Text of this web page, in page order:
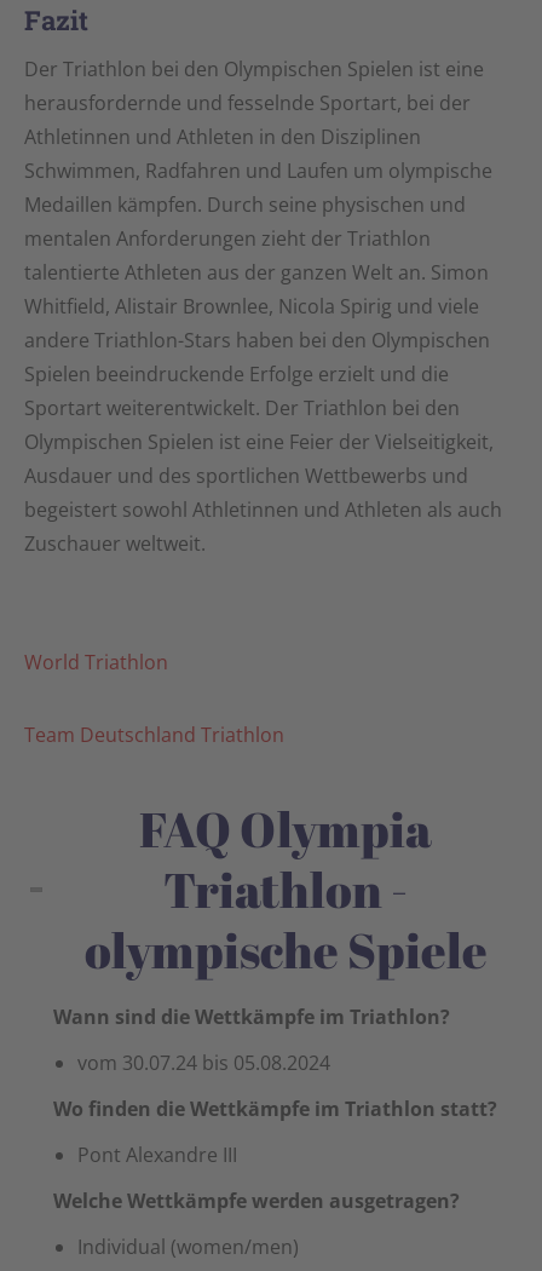
Fazit
Der Triathlon bei den Olympischen Spielen ist eine
herausfordernde und fesselnde Sportart, bei der
Athletinnen und Athleten in den Disziplinen
Schwimmen, Radfahren und Laufen um olympische
Medaillen kämpfen. Durch seine physischen und
mentalen Anforderungen zieht der Triathlon
talentierte Athleten aus der ganzen Welt an. Simon
Whitfield, Alistair Brownlee, Nicola Spirig und viele
andere Triathlon-Stars haben bei den Olympischen
Spielen beeindruckende Erfolge erzielt und die
Sportart weiterentwickelt. Der Triathlon bei den
Olympischen Spielen ist eine Feier der Vielseitigkeit,
Ausdauer und des sportlichen Wettbewerbs und
begeistert sowohl Athletinnen und Athleten als auch
Zuschauer weltweit.
World Triathlon
Team Deutschland Triathlon
FAQ Olympia
Triathlon -
olympische Spiele
Wann sind die Wettkämpfe im Triathlon?
vom 30.07.24 bis 05.08.2024
Wo finden die Wettkämpfe im Triathlon statt?
Pont Alexandre III
Welche Wettkämpfe werden ausgetragen?
Individual (women/men)